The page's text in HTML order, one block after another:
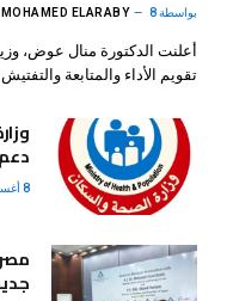
بواسطة MOHAMED ELARABY 8 أغسطس، 2026
أعلنت الدكتورة منال عوض،
تقويم الأداء والمتابعة
8 أغسطس، 2026